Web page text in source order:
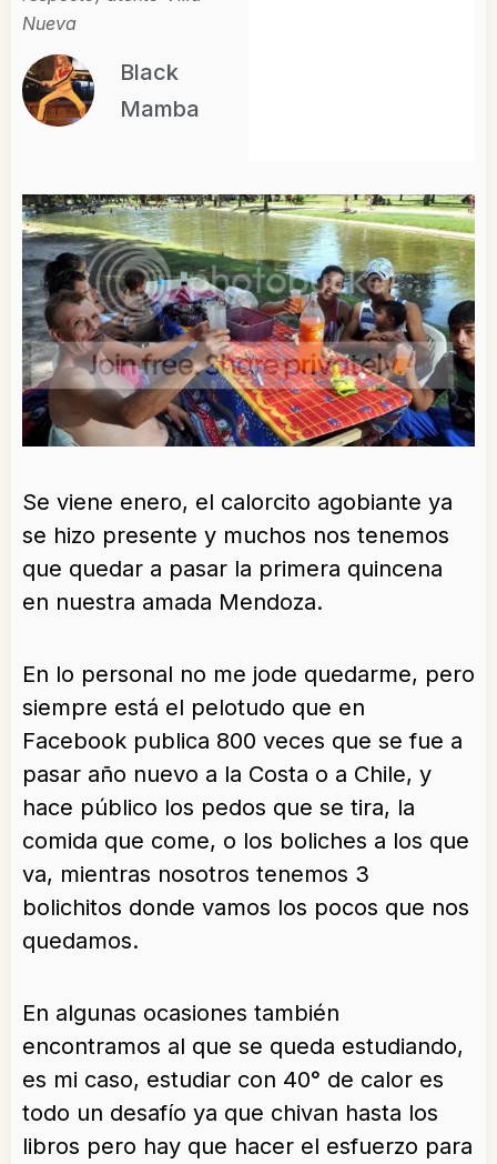
Nueva
Black
Mamba
Se viene enero, el calorcito agobiante ya
se hizo presente y muchos nos tenemos
que quedar a pasar la primera quincena
en nuestra amada Mendoza.
En lo personal no me jode quedarme, pero
siempre está el pelotudo que en
Facebook publica 800 veces que se fue a
pasar año nuevo a la Costa o a Chile, y
hace público los pedos que se tira, la
comida que come, o los boliches a los que
va, mientras nosotros tenemos 3
bolichitos donde vamos los pocos que nos
quedamos.
En algunas ocasiones también
encontramos al que se queda estudiando,
es mi caso, estudiar con 40° de calor es
todo un desafío ya que chivan hasta los
libros pero hay que hacer el esfuerzo para